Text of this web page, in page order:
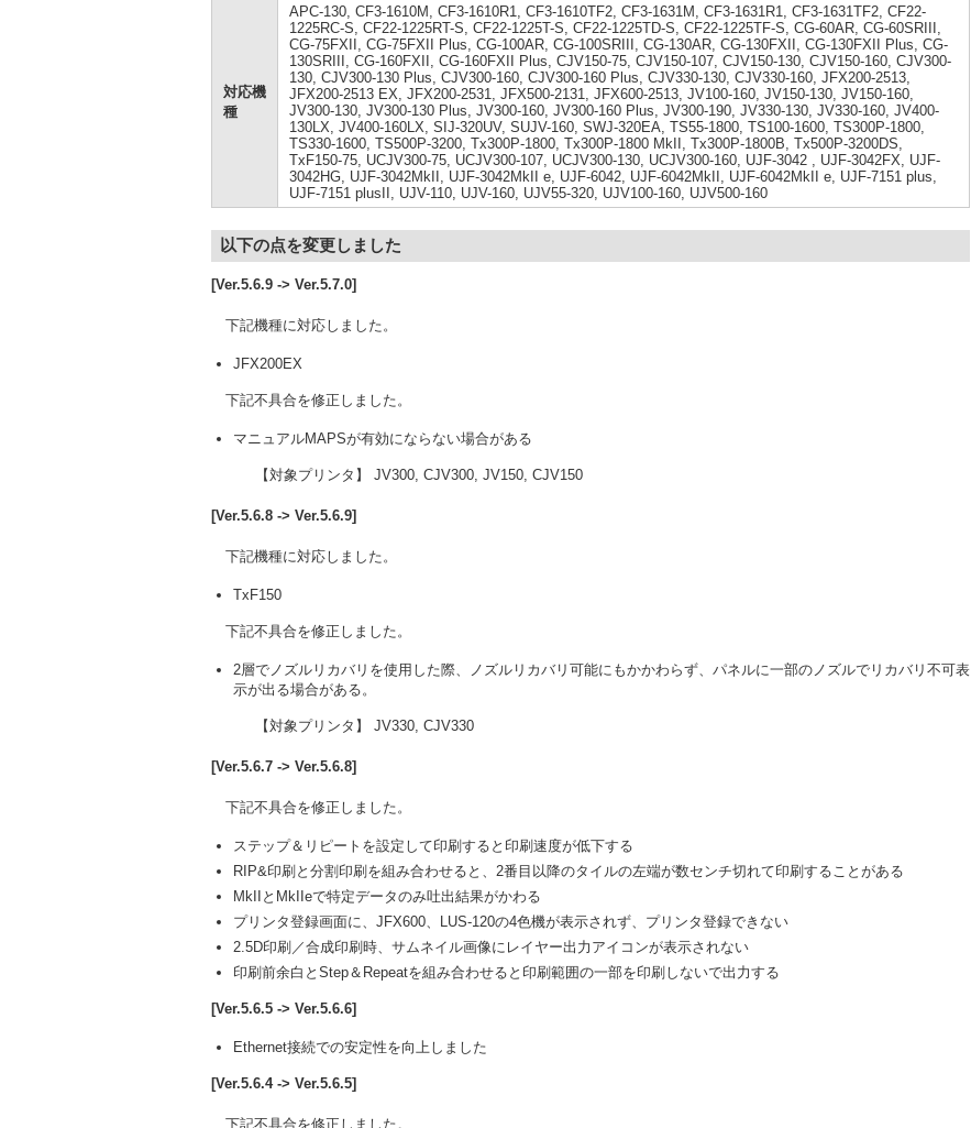
対応機
種
APC-130, CF3-1610M, CF3-1610R1, CF3-1610TF2, CF3-1631M, CF3-1631R1, CF3-1631TF2, CF22-
1225RC-S, CF22-1225RT-S, CF22-1225T-S, CF22-1225TD-S, CF22-1225TF-S, CG-60AR, CG-60SRIII,
CG-75FXII, CG-75FXII Plus, CG-100AR, CG-100SRIII, CG-130AR, CG-130FXII, CG-130FXII Plus, CG-
130SRIII, CG-160FXII, CG-160FXII Plus, CJV150-75, CJV150-107, CJV150-130, CJV150-160, CJV300-
130, CJV300-130 Plus, CJV300-160, CJV300-160 Plus, CJV330-130, CJV330-160, JFX200-2513,
JFX200-2513 EX, JFX200-2531, JFX500-2131, JFX600-2513, JV100-160, JV150-130, JV150-160,
JV300-130, JV300-130 Plus, JV300-160, JV300-160 Plus, JV300-190, JV330-130, JV330-160, JV400-
130LX, JV400-160LX, SIJ-320UV, SUJV-160, SWJ-320EA, TS55-1800, TS100-1600, TS300P-1800,
TS330-1600, TS500P-3200, Tx300P-1800, Tx300P-1800 MkII, Tx300P-1800B, Tx500P-3200DS,
TxF150-75, UCJV300-75, UCJV300-107, UCJV300-130, UCJV300-160, UJF-3042 , UJF-3042FX, UJF-
3042HG, UJF-3042MkII, UJF-3042MkII e, UJF-6042, UJF-6042MkII, UJF-6042MkII e, UJF-7151 plus,
UJF-7151 plusII, UJV-110, UJV-160, UJV55-320, UJV100-160, UJV500-160
以下の点を変更しました
[Ver.5.6.9 -> Ver.5.7.0]
下記機種に対応しました。
JFX200EX
下記不具合を修正しました。
マニュアルMAPSが有効にならない場合がある
【対象プリンタ】 JV300, CJV300, JV150, CJV150
[Ver.5.6.8 -> Ver.5.6.9]
下記機種に対応しました。
TxF150
下記不具合を修正しました。
2層でノズルリカバリを使用した際、ノズルリカバリ可能にもかかわらず、パネルに一部のノズルでリカバリ不可表
示が出る場合がある。
【対象プリンタ】 JV330, CJV330
[Ver.5.6.7 -> Ver.5.6.8]
下記不具合を修正しました。
ステップ＆リピートを設定して印刷すると印刷速度が低下する
RIP&印刷と分割印刷を組み合わせると、2番目以降のタイルの左端が数センチ切れて印刷することがある
MkIIとMkIIeで特定データのみ吐出結果がかわる
プリンタ登録画面に、JFX600、LUS-120の4色機が表示されず、プリンタ登録できない
2.5D印刷／合成印刷時、サムネイル画像にレイヤー出力アイコンが表示されない
印刷前余白とStep＆Repeatを組み合わせると印刷範囲の一部を印刷しないで出力する
[Ver.5.6.5 -> Ver.5.6.6]
Ethernet接続での安定性を向上しました
[Ver.5.6.4 -> Ver.5.6.5]
下記不具合を修正しました。